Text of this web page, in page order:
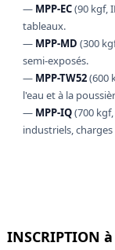
— MPP-EC(90 kgf,
tableaux.
— MPP-MD (300
semi-exposés.
— MPP-TW52(600
l'eau et à la
— MPP-IQ(700
industriels,
INSCRIPTION à